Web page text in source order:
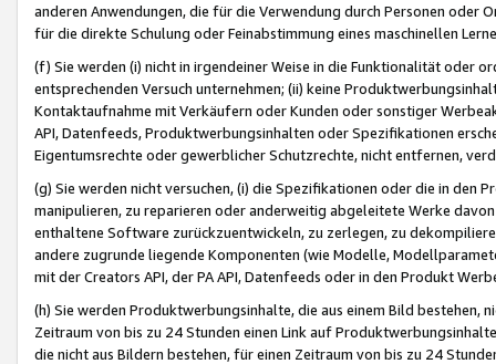
anderen Anwendungen, die für die Verwendung durch Personen
für die direkte Schulung oder Feinabstimmung eines maschinellen
(f) Sie werden (i) nicht in irgendeiner Weise in die Funktionalität oder
entsprechenden Versuch unternehmen; (ii) keine
Kontaktaufnahme mit Verkäufern oder Kunden oder sonstiger
API, Datenfeeds, Produktwerbungsinhalten oder Spezifikationen
Eigentumsrechte oder gewerblicher Schutzrechte, nicht entfernen,
(g) Sie werden nicht versuchen, (i) die Spezifikationen oder die in
manipulieren, zu reparieren oder anderweitig abgeleitete Werke
enthaltene Software zurückzuentwickeln, zu zerlegen, zu
andere zugrunde liegende Komponenten (wie Modelle,
mit der Creators API, der PA API, Datenfeeds oder in den Produkt
(h) Sie werden Produktwerbungsinhalte, die aus einem Bild bestehen,
Zeitraum von bis zu 24 Stunden einen Link auf
die nicht aus Bildern bestehen, für einen Zeitraum von bis zu 24